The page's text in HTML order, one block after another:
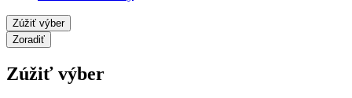
Zúžiť výber
Zoradiť
Zúžiť výber